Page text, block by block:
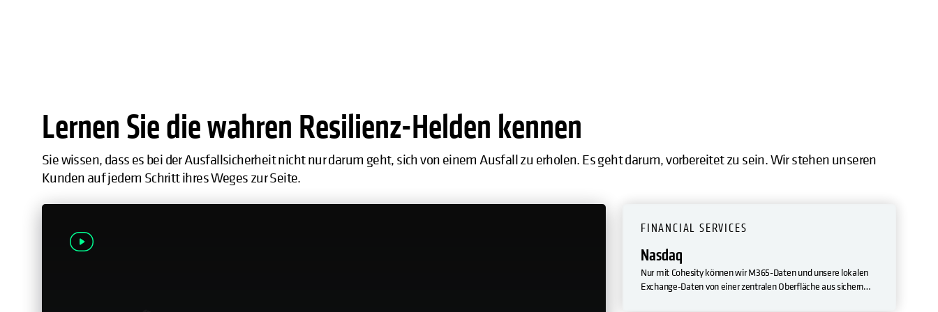
Lernen Sie die wahren Resilienz-Helden kennen
Sie wissen, dass es bei der Ausfallsicherheit nicht nur darum geht, sich von einem Ausfall zu erholen. Es geht darum, vorbereitet zu sein. Wir stehen unseren
Kunden auf jedem Schritt ihres Weges zur Seite.
FINANCIAL SERVICES
Nasdaq
Nur mit Cohesity können wir M365-Daten und unsere lokalen
Exchange-Daten von einer zentralen Oberfläche aus sichern